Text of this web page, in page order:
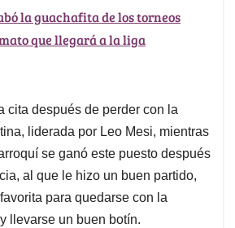
la guachafita de los torneos
que llegará a la liga
cita después de perder con la
liderada por Leo Mesi, mientras
se ganó este puesto después
al que le hizo un buen partido,
para quedarse con la
llevarse un buen botín.